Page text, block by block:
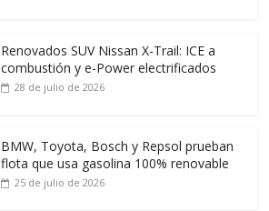
Renovados SUV Nissan X-Trail: ICE a
combustión y e-Power electrificados
28 de julio de 2026
BMW, Toyota, Bosch y Repsol prueban
flota que usa gasolina 100% renovable
25 de julio de 2026